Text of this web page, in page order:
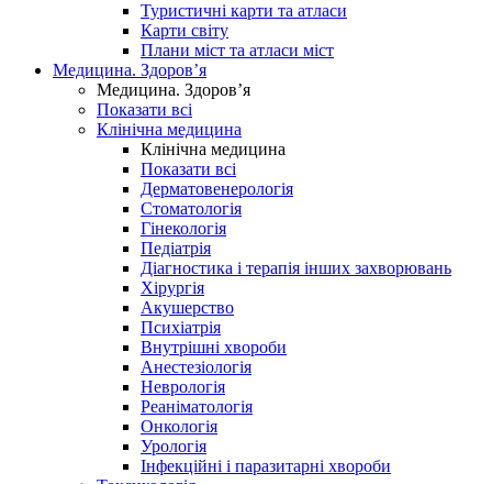
Туристичні карти та атласи
Карти світу
Плани міст та атласи міст
Медицина. Здоров’я
Медицина. Здоров’я
Показати всі
Клінічна медицина
Клінічна медицина
Показати всі
Дерматовенерологія
Стоматологія
Гінекологія
Педіатрія
Діагностика і терапія інших захворювань
Хірургія
Акушерство
Психіатрія
Внутрішні хвороби
Анестезіологія
Неврологія
Реаніматологія
Онкологія
Урологія
Інфекційні і паразитарні хвороби